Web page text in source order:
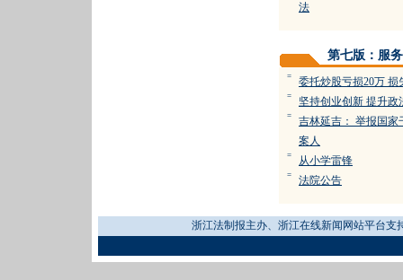
法
第七版：服务
= 委托炒股亏损20万 损
= 坚持创业创新 提升政
=
吉林延吉： 举报国家
案人
= 从小学雷锋
= 法院公告
浙江法制报主办、浙江在线新闻网站平台